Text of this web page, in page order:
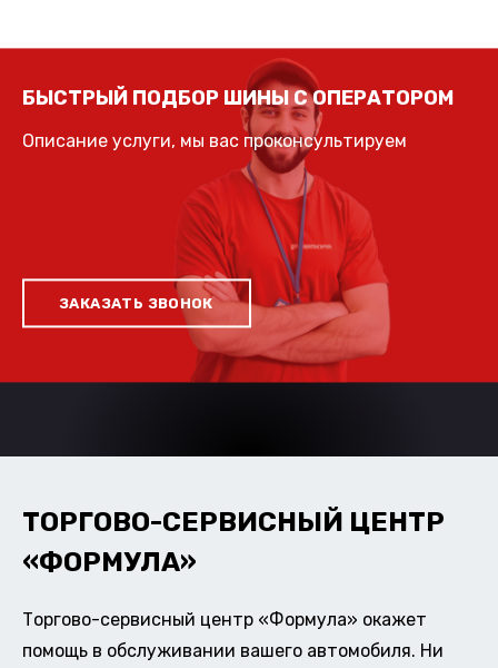
БЫСТРЫЙ ПОДБОР ШИНЫ С ОПЕРАТОРОМ
Описание услуги, мы вас проконсультируем
ЗАКАЗАТЬ ЗВОНОК
ТОРГОВО-СЕРВИСНЫЙ ЦЕНТР
«ФОРМУЛА»
Торгово-сервисный центр «Формула» окажет
помощь в обслуживании вашего автомобиля. Ни